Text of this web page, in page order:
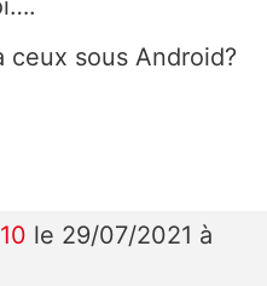
ceux sous Android?
le 29/07/2021 à